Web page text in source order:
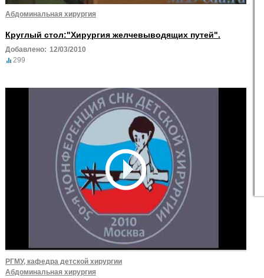
Абдоминальная хирургия
Круглый стол:"Хирургия желчевыводящих путей".
Добавлено: 12/03/2010
299
РГМУ, кафедра детской хирургии
Абдоминальная хирургия